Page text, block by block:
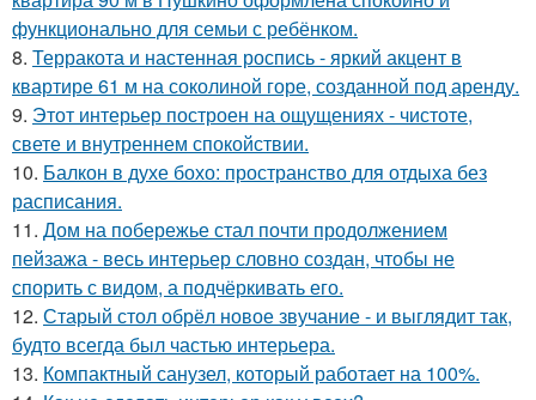
функционально для семьи с ребёнком.
8. Терракота и настенная роспись - яркий акцент в
квартире 61 м на соколиной горе, созданной под аренду.
9. Этот интерьер построен на ощущениях - чистоте,
свете и внутреннем спокойствии.
10. Балкон в духе бохо: пространство для отдыха без
расписания.
11. Дом на побережье стал почти продолжением
пейзажа - весь интерьер словно создан, чтобы не
спорить с видом, а подчёркивать его.
12. Старый стол обрёл новое звучание - и выглядит так,
будто всегда был частью интерьера.
13. Компактный санузел, который работает на 100%.